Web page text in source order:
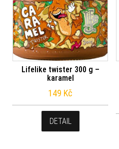
Lifelike twister 300 g –
karamel
149 Kč
DETAIL